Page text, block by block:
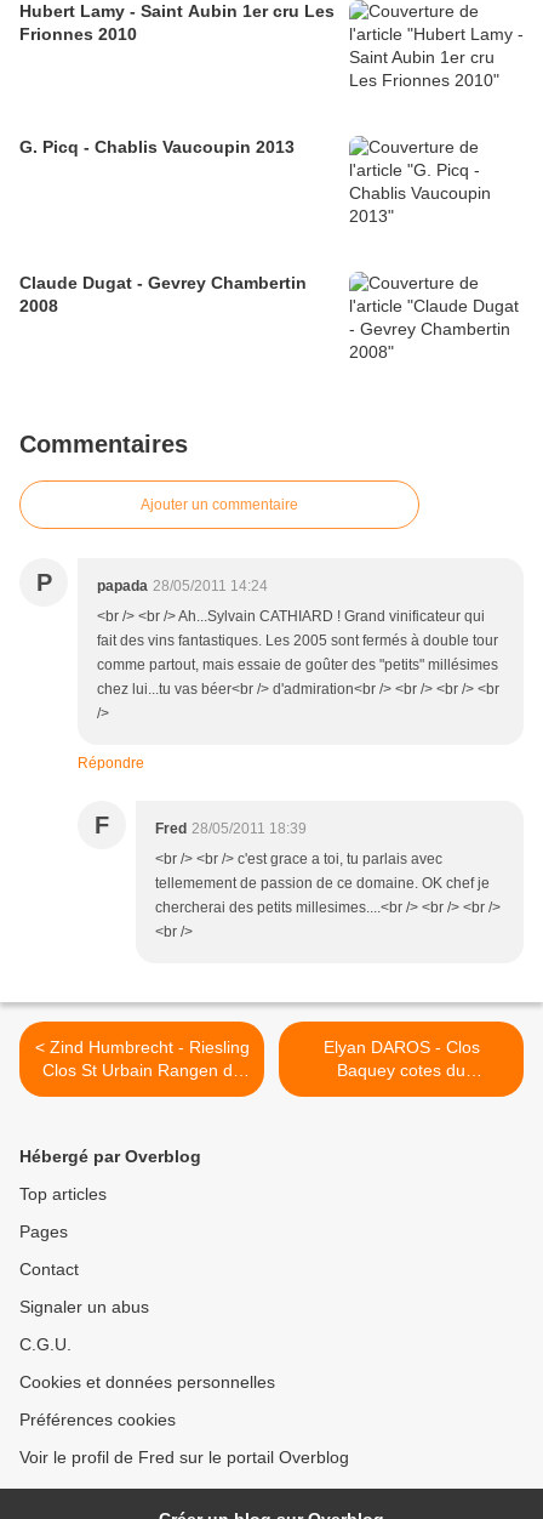
Hubert Lamy - Saint Aubin 1er cru Les
Frionnes 2010
G. Picq - Chablis Vaucoupin 2013
Claude Dugat - Gevrey Chambertin
2008
Commentaires
Ajouter un commentaire
P papada 28/05/2011 14:24
<br /> <br /> Ah...Sylvain CATHIARD ! Grand vinificateur qui
fait des vins fantastiques. Les 2005 sont fermés à double tour
comme partout, mais essaie de goûter des "petits" millésimes
chez lui...tu vas béer<br /> d'admiration<br /> <br /> <br /> <br
/>
Répondre
F Fred 28/05/2011 18:39
<br /> <br /> c'est grace a toi, tu parlais avec
tellemement de passion de ce domaine. OK chef je
chercherai des petits millesimes....<br /> <br /> <br />
<br />
< Zind Humbrecht - Riesling
Clos St Urbain Rangen de
Than 1996
Elyan DAROS - Clos
Baquey cotes du
marmandais 2003 >
Hébergé par Overblog
Top articles
Pages
Contact
Signaler un abus
C.G.U.
Cookies et données personnelles
Préférences cookies
Voir le profil de Fred sur le portail Overblog